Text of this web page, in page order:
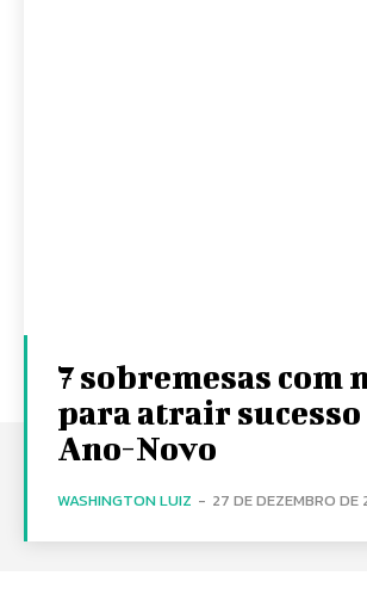
7 sobremesas com
para atrair sucesso
Ano-Novo
WASHINGTON LUIZ - 27 DE DEZEMBRO DE